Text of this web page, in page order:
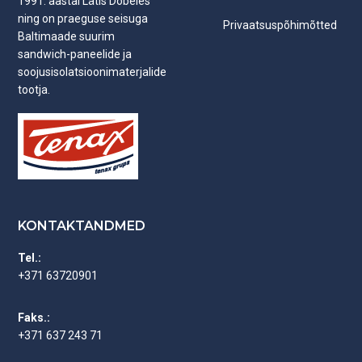
ning on praeguse seisuga
Baltimaade suurim
sandwich-paneelide ja
soojusisolatsioonimaterjalide
tootja.
Privaatsuspõhimõtted
KONTAKTANDMED
Tel.:
+371 63720901
Faks.:
+371 637 243 71